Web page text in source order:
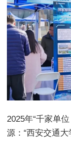
2025年“千家单
源：“西安交通